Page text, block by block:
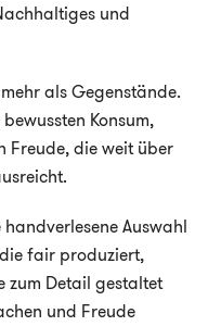
und
als Gegenstände.
Konsum,
Freude, die weit über
Auswahl
fair produziert,
zum Detail gestaltet
und Freude